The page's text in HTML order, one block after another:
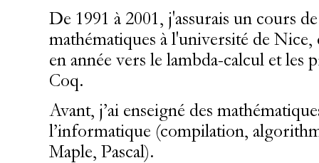
De 1991 à 2001, j'assurais un cours
mathématiques à l'université de
en année vers le lambda-calcul et les
Coq.
Avant, j’ai enseigné des
l’informatique (compilation,
Maple, Pascal).